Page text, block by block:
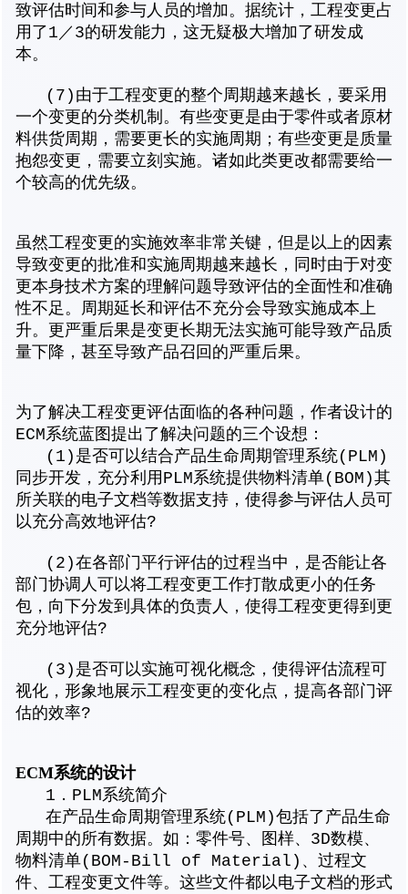
致评估时间和参与人员的增加。据统计，工程变更占
用了1／3的研发能力，这无疑极大增加了研发成
本。
(7)由于工程变更的整个周期越来越长，要采用
一个变更的分类机制。有些变更是由于零件或者原材
料供货周期，需要更长的实施周期；有些变更是质量
抱怨变更，需要立刻实施。诸如此类更改都需要给一
个较高的优先级。
虽然工程变更的实施效率非常关键，但是以上的因素
导致变更的批准和实施周期越来越长，同时由于对变
更本身技术方案的理解问题导致评估的全面性和准确
性不足。周期延长和评估不充分会导致实施成本上
升。更严重后果是变更长期无法实施可能导致产品质
量下降，甚至导致产品召回的严重后果。
为了解决工程变更评估面临的各种问题，作者设计的
ECM系统蓝图提出了解决问题的三个设想：
(1)是否可以结合产品生命周期管理系统(PLM)
同步开发，充分利用PLM系统提供物料清单(BOM)其
所关联的电子文档等数据支持，使得参与评估人员可
以充分高效地评估?
(2)在各部门平行评估的过程当中，是否能让各
部门协调人可以将工程变更工作打散成更小的任务
包，向下分发到具体的负责人，使得工程变更得到更
充分地评估?
(3)是否可以实施可视化概念，使得评估流程可
视化，形象地展示工程变更的变化点，提高各部门评
估的效率?
ECM系统的设计
1．PLM系统简介
在产品生命周期管理系统(PLM)包括了产品生命
周期中的所有数据。如：零件号、图样、3D数模、
物料清单(BOM-Bill of Material)、过程文
件、工程变更文件等。这些文件都以电子文档的形式